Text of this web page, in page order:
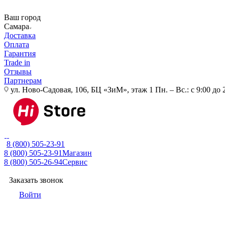
Ваш город
Самара
Доставка
Оплата
Гарантия
Trade in
Отзывы
Партнерам
ул. Ново-Садовая, 106, БЦ «ЗиМ», этаж 1 Пн. – Вс.: с 9:00 до
8 (800) 505-23-91
8 (800) 505-23-91Магазин
8 (800) 505-26-94Сервис
Заказать звонок
Войти